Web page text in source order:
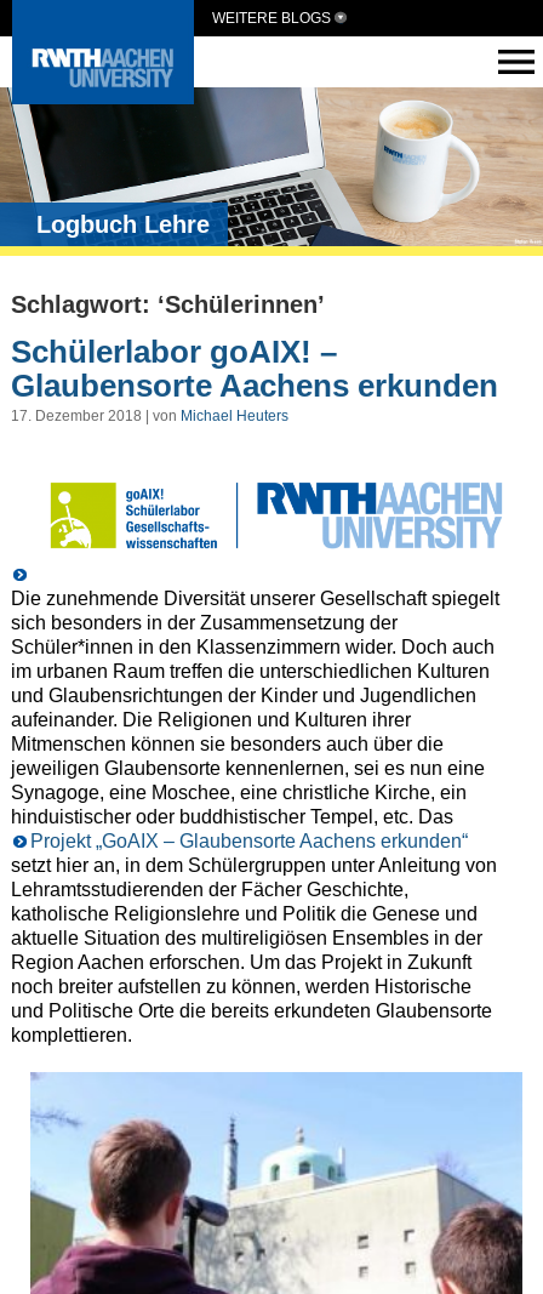
WEITERE BLOGS
Logbuch Lehre
Schlagwort: ‘Schülerinnen’
Schülerlabor goAIX! –
Glaubensorte Aachens erkunden
17. Dezember 2018 | von Michael Heuters
Die zunehmende Diversität unserer Gesellschaft spiegelt
sich besonders in der Zusammensetzung der
Schüler*innen in den Klassenzimmern wider. Doch auch
im urbanen Raum treffen die unterschiedlichen Kulturen
und Glaubensrichtungen der Kinder und Jugendlichen
aufeinander. Die Religionen und Kulturen ihrer
Mitmenschen können sie besonders auch über die
jeweiligen Glaubensorte kennenlernen, sei es nun eine
Synagoge, eine Moschee, eine christliche Kirche, ein
hinduistischer oder buddhistischer Tempel, etc. Das
Projekt „GoAIX – Glaubensorte Aachens erkunden“
setzt hier an, in dem Schülergruppen unter Anleitung von
Lehramtsstudierenden der Fächer Geschichte,
katholische Religionslehre und Politik die Genese und
aktuelle Situation des multireligiösen Ensembles in der
Region Aachen erforschen. Um das Projekt in Zukunft
noch breiter aufstellen zu können, werden Historische
und Politische Orte die bereits erkundeten Glaubensorte
komplettieren.